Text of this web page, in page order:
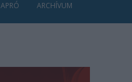
APRÓ ARCHÍVUM